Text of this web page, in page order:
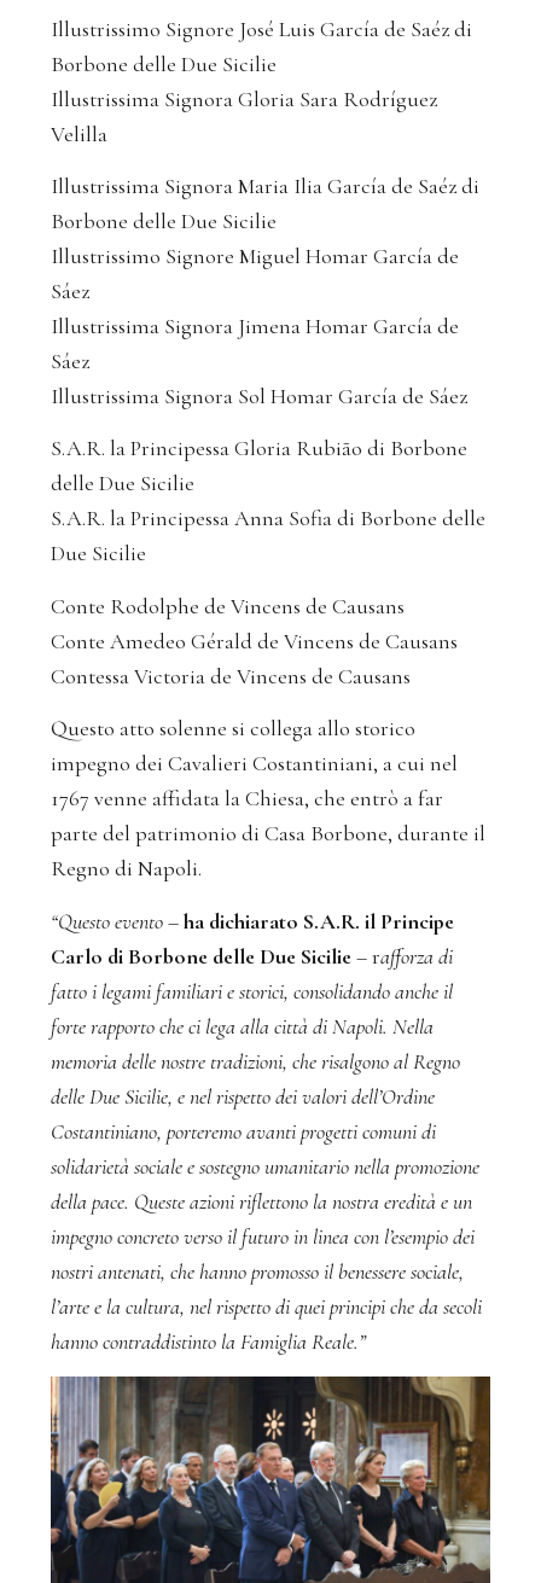
Illustrissimo Signore José Luis García de Saéz di
Borbone delle Due Sicilie
Illustrissima Signora Gloria Sara Rodríguez
Velilla
Illustrissima Signora Maria Ilia García de Saéz di
Borbone delle Due Sicilie
Illustrissimo Signore Miguel Homar García de
Sáez
Illustrissima Signora Jimena Homar García de
Sáez
Illustrissima Signora Sol Homar García de Sáez
S.A.R. la Principessa Gloria Rubião di Borbone
delle Due Sicilie
S.A.R. la Principessa Anna Sofia di Borbone delle
Due Sicilie
Conte Rodolphe de Vincens de Causans
Conte Amedeo Gérald de Vincens de Causans
Contessa Victoria de Vincens de Causans
Questo atto solenne si collega allo storico
impegno dei Cavalieri Costantiniani, a cui nel
1767 venne affidata la Chiesa, che entrò a far
parte del patrimonio di Casa Borbone, durante il
Regno di Napoli.
“Questo evento–ha dichiarato S.A.R. il Principe
Carlo di Borbone delle Due Sicilie– rafforza di
fatto i legami familiari e storici, consolidando anche il
forte rapporto che ci lega alla città di Napoli. Nella
memoria delle nostre tradizioni, che risalgono al Regno
delle Due Sicilie, e nel rispetto dei valori dell’Ordine
Costantiniano, porteremo avanti progetti comuni di
solidarietà sociale e sostegno umanitario nella promozione
della pace. Queste azioni riflettono la nostra eredità e un
impegno concreto verso il futuro in linea con l’esempio dei
nostri antenati, che hanno promosso il benessere sociale,
l’arte e la cultura, nel rispetto di quei principi che da secoli
hanno contraddistinto la Famiglia Reale.”